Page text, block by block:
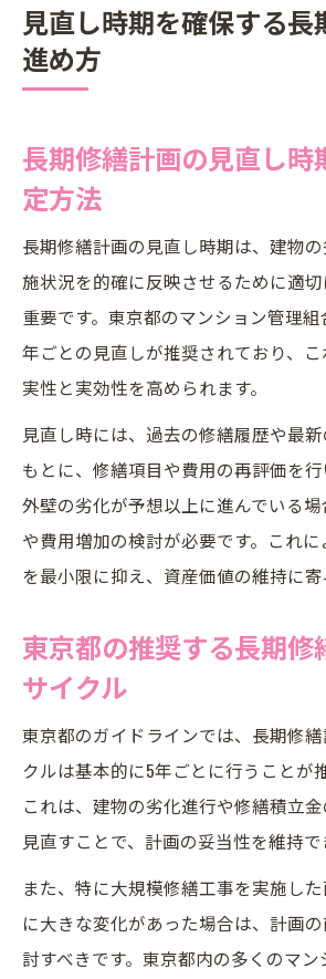
見直し時期を確保する長
進め方
長期修繕計画の見直し時
定方法
長期修繕計画の見直し時期は、建物
施状況を的確に反映させるために適
重要です。東京都のマンション管理
年ごとの見直しが推奨されており、
実性と実効性を高められます。
見直し時には、過去の修繕履歴や最
もとに、修繕項目や費用の再評価を行
外壁の劣化が予想以上に進んでいる
や費用増加の検討が必要です。これ
を最小限に抑え、資産価値の維持に寄
東京都の推奨する長期修
サイクル
東京都のガイドラインでは、長期修
クルは基本的に5年ごとに行うことが
これは、建物の劣化進行や修繕積立
見直すことで、計画の妥当性を維持で
また、特に大規模修繕工事を実施し
に大きな変化があった場合は、計画
討すべきです。東京都内の多くのマ